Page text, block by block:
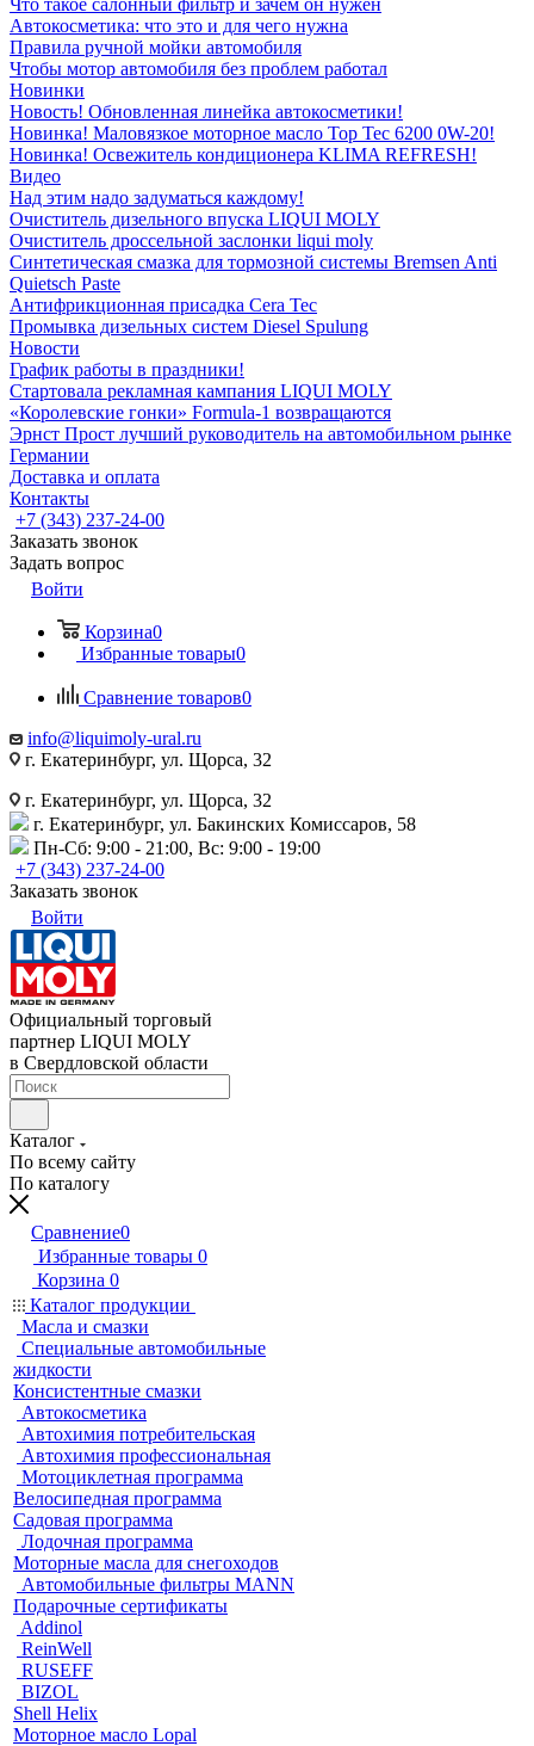
Что такое салонный фильтр и зачем он нужен
Автокосметика: что это и для чего нужна
Правила ручной мойки автомобиля
Чтобы мотор автомобиля без проблем работал
Новинки
Новость! Обновленная линейка автокосметики!
Новинка! Маловязкое моторное масло Top Tec 6200 0W-20!
Новинка! Освежитель кондиционера KLIMA REFRESH!
Видео
Над этим надо задуматься каждому!
Очиститель дизельного впуска LIQUI MOLY
Очиститель дроссельной заслонки liqui moly
Синтетическая смазка для тормозной системы Bremsen Anti
Quietsch Paste
Антифрикционная присадка Cera Tec
Промывка дизельных систем Diesel Spulung
Новости
График работы в праздники!
Стартовала рекламная кампания LIQUI MOLY
«Королевские гонки» Formula-1 возвращаются
Эрнст Прост лучший руководитель на автомобильном рынке
Германии
Доставка и оплата
Контакты
+7 (343) 237-24-00
Заказать звонок
Задать вопрос
Войти
Корзина0
Избранные товары0
Сравнение товаров0
info@liquimoly-ural.ru
г. Екатеринбург, ул. Щорса, 32
г. Екатеринбург, ул. Щорса, 32
г. Екатеринбург, ул. Бакинских Комиссаров, 58
Пн-Сб: 9:00 - 21:00, Вс: 9:00 - 19:00
+7 (343) 237-24-00
Заказать звонок
Войти
Официальный торговый
партнер LIQUI MOLY
в Свердловской области
Каталог
По всему сайту
По каталогу
Сравнение0
Избранные товары 0
Корзина 0
Каталог продукции
Масла и смазки
Специальные автомобильные
жидкости
Консистентные смазки
Автокосметика
Автохимия потребительская
Автохимия профессиональная
Мотоциклетная программа
Велосипедная программа
Садовая программа
Лодочная программа
Моторные масла для снегоходов
Автомобильные фильтры MANN
Подарочные сертификаты
Addinol
ReinWell
RUSEFF
BIZOL
Shell Helix
Моторное масло Lopal